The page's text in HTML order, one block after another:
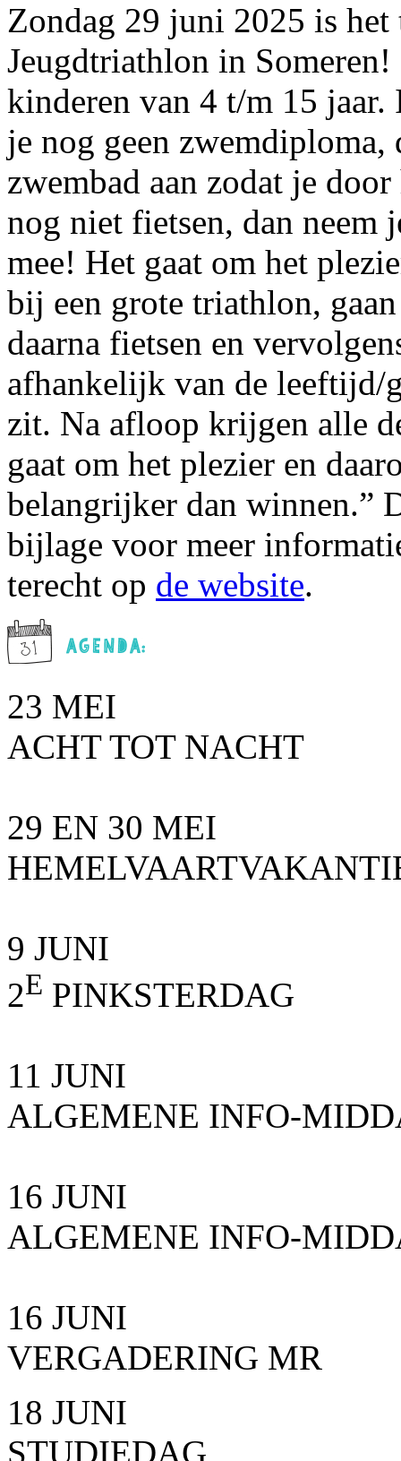
Zondag 29 juni 2025 is
Jeugdtriathlon in
kinderen van 4 t/m 15 jaar.
je nog geen zwemdiploma,
zwembad aan zodat je
nog niet fietsen, dan
mee! Het gaat om het
bij een grote triathlon,
daarna fietsen en
afhankelijk van de leeftijd/
zit. Na afloop krijgen alle
gaat om het plezier en
belangrijker dan winnen.”
bijlage voor meer
terecht op de website.
23 MEI
ACHT TOT NACHT
29 EN 30 MEI
9 JUNI
2E PINKSTERDAG
11 JUNI
ALGEMENE INFO-
16 JUNI
ALGEMENE INFO-
16 JUNI
VERGADERING MR
18 JUNI
STUDIEDAG